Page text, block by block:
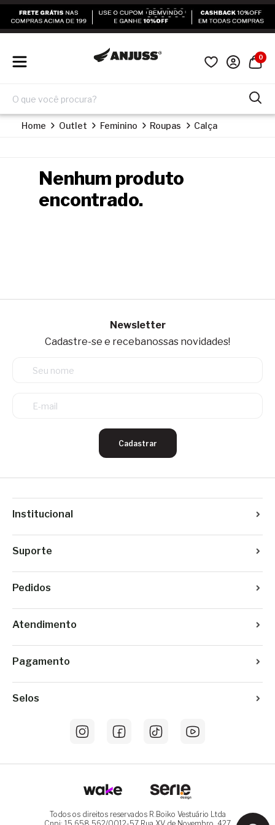
0
Home Outlet Feminino Roupas Calça
Nenhum produto
encontrado.
Newsletter
Cadastre-se e recebanossas novidades!
Cadastrar
Institucional
Suporte
Pedidos
Atendimento
Pagamento
Selos
Todos os direitos reservados R.Boiko Vestuário Ltda